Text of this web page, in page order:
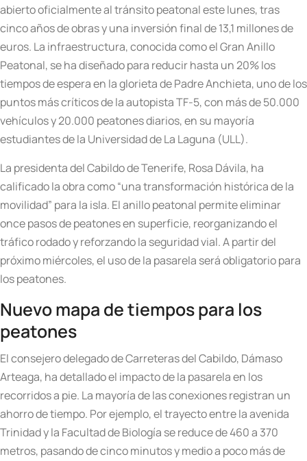
abierto oficialmente al tránsito peatonal este lunes, tras
cinco años de obras y una inversión final de 13,1 millones de
euros. La infraestructura, conocida como el Gran Anillo
Peatonal, se ha diseñado para reducir hasta un 20% los
tiempos de espera en la glorieta de Padre Anchieta, uno de los
puntos más críticos de la autopista TF-5, con más de 50.000
vehículos y 20.000 peatones diarios, en su mayoría
estudiantes de la Universidad de La Laguna (ULL).
La presidenta del Cabildo de Tenerife, Rosa Dávila, ha
calificado la obra como “una transformación histórica de la
movilidad” para la isla. El anillo peatonal permite eliminar
once pasos de peatones en superficie, reorganizando el
tráfico rodado y reforzando la seguridad vial. A partir del
próximo miércoles, el uso de la pasarela será obligatorio para
los peatones.
Nuevo mapa de tiempos para los
peatones
El consejero delegado de Carreteras del Cabildo, Dámaso
Arteaga, ha detallado el impacto de la pasarela en los
recorridos a pie. La mayoría de las conexiones registran un
ahorro de tiempo. Por ejemplo, el trayecto entre la avenida
Trinidad y la Facultad de Biología se reduce de 460 a 370
metros, pasando de cinco minutos y medio a poco más de